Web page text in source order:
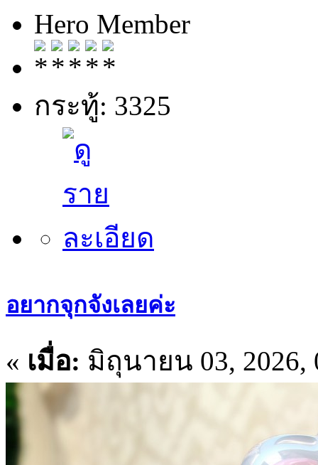
Hero Member
กระทู้: 3325
อยากจุกจังเลยค่ะ
« เมื่อ: มิถุนายน 03, 2026,